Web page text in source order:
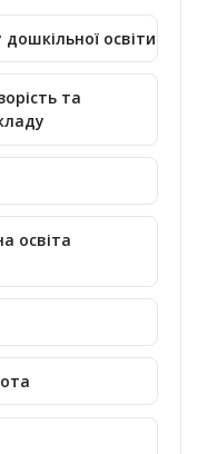
освіти
та
освіта